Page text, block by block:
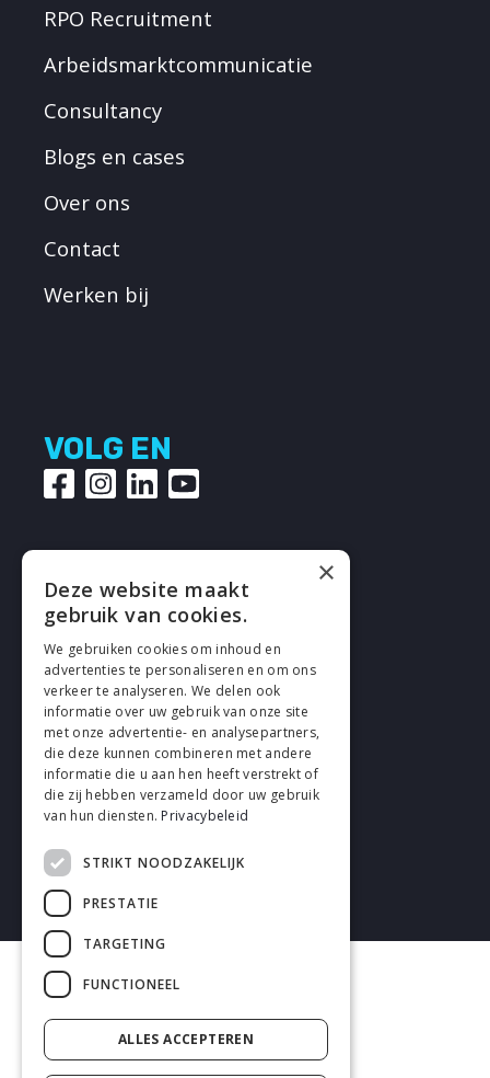
RPO Recruitment
Arbeidsmarktcommunicatie
Consultancy
Blogs en cases
Over ons
Contact
Werken bij
VOLG EN
Cookies
Privacy
Disclaimer
Algemene voorwaarden
×
Deze website maakt
gebruik van cookies.
We gebruiken cookies om inhoud en
advertenties te personaliseren en om ons
verkeer te analyseren. We delen ook
informatie over uw gebruik van onze site
met onze advertentie- en analysepartners,
die deze kunnen combineren met andere
informatie die u aan hen heeft verstrekt of
die zij hebben verzameld door uw gebruik
van hun diensten. Privacybeleid
STRIKT NOODZAKELIJK
PRESTATIE
TARGETING
FUNCTIONEEL
ALLES ACCEPTEREN